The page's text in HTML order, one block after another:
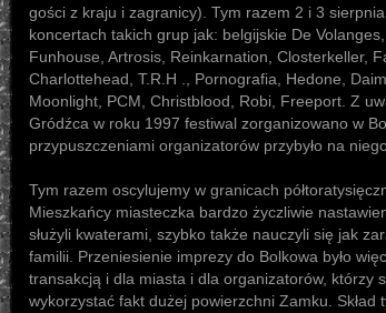
gości z kraju i zagranicy). Tym razem 2 i 3
koncertach takich grup jak: belgijskie De
Funhouse, Artrosis, Reinkarnation, Closterkeller,
Charlottehead, T.R.H ., Pornografia, Hedone,
Moonlight, PCM, Christblood, Robi, Freeport. Z
Gródźca w roku 1997 festiwal zorganizowano w
przypuszczeniami organizatorów przybyło na
Tym razem oscylujemy w granicach
Mieszkańcy miasteczka bardzo życzliwie
służyli kwaterami, szybko także nauczyli się jak
familii. Przeniesienie imprezy do Bolkowa było
transakcją i dla miasta i dla organizatorów, którzy
wykorzystać fakt dużej powierzchni Zamku. Skład